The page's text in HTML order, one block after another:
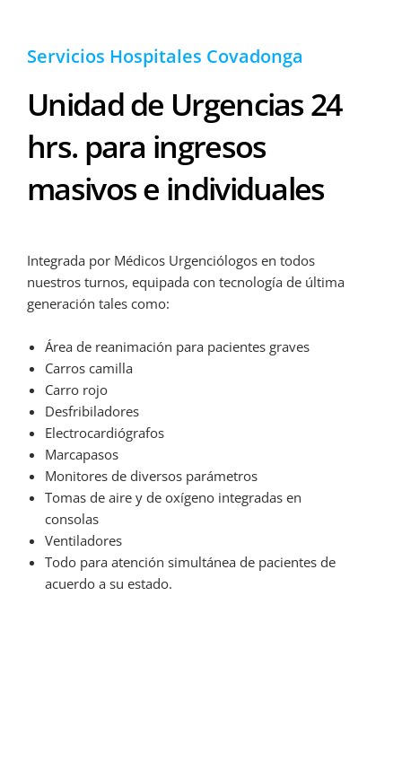
Servicios Hospitales Covadonga
Unidad de Urgencias 24
hrs. para ingresos
masivos e individuales
Integrada por Médicos Urgenciólogos en todos
nuestros turnos, equipada con tecnología de última
generación tales como:
Área de reanimación para pacientes graves
Carros camilla
Carro rojo
Desfribiladores
Electrocardiógrafos
Marcapasos
Monitores de diversos parámetros
Tomas de aire y de oxígeno integradas en
consolas
Ventiladores
Todo para atención simultánea de pacientes de
acuerdo a su estado.